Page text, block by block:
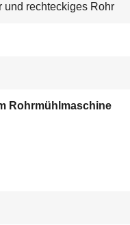
und rechteckiges Rohr
Rohrmühlmaschine